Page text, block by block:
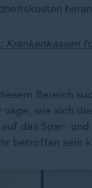
Krankenkassen
Bereich
wie sich
das Spar-
betroffen sein